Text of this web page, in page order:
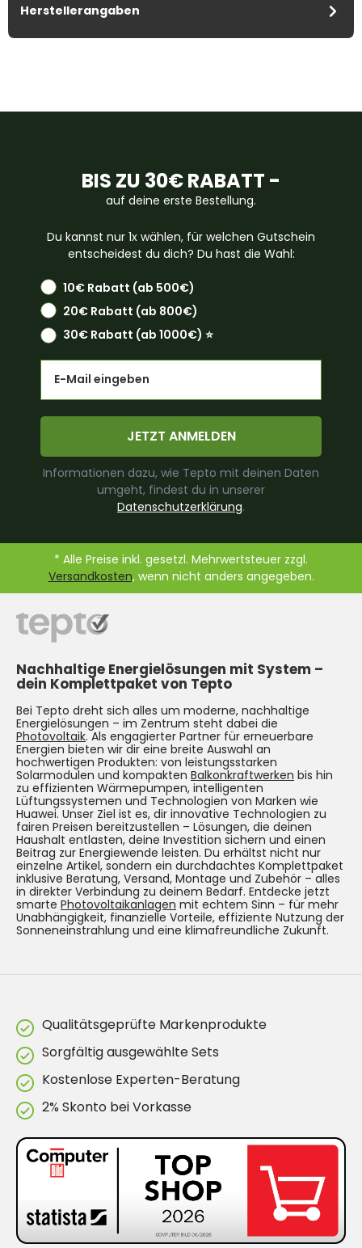
Herstellerangaben
BIS ZU 30€ RABATT -
auf deine erste Bestellung.
Du kannst nur 1x wählen, für welchen Gutschein
entscheidest du dich? Du hast die Wahl:
10€ Rabatt (ab 500€)
20€ Rabatt (ab 800€)
30€ Rabatt (ab 1000€) ⭐️
JETZT ANMELDEN
Informationen dazu, wie Tepto mit deinen Daten
umgeht, findest du in unserer
Datenschutzerklärung.
* Alle Preise inkl. gesetzl. Mehrwertsteuer zzgl.
Versandkosten, wenn nicht anders angegeben.
Nachhaltige Energielösungen mit System –
dein Komplettpaket von Tepto
Bei Tepto dreht sich alles um moderne, nachhaltige
Energielösungen – im Zentrum steht dabei die
Photovoltaik. Als engagierter Partner für erneuerbare
Energien bieten wir dir eine breite Auswahl an
hochwertigen Produkten: von leistungsstarken
Solarmodulen und kompakten Balkonkraftwerken bis hin
zu effizienten Wärmepumpen, intelligenten
Lüftungssystemen und Technologien von Marken wie
Huawei. Unser Ziel ist es, dir innovative Technologien zu
fairen Preisen bereitzustellen – Lösungen, die deinen
Haushalt entlasten, deine Investition sichern und einen
Beitrag zur Energiewende leisten. Du erhältst nicht nur
einzelne Artikel, sondern ein durchdachtes Komplettpaket
inklusive Beratung, Versand, Montage und Zubehör – alles
in direkter Verbindung zu deinem Bedarf. Entdecke jetzt
smarte Photovoltaikanlagen mit echtem Sinn – für mehr
Unabhängigkeit, finanzielle Vorteile, effiziente Nutzung der
Sonneneinstrahlung und eine klimafreundliche Zukunft.
Qualitätsgeprüfte Markenprodukte
Sorgfältig ausgewählte Sets
Kostenlose Experten-Beratung
2% Skonto bei Vorkasse